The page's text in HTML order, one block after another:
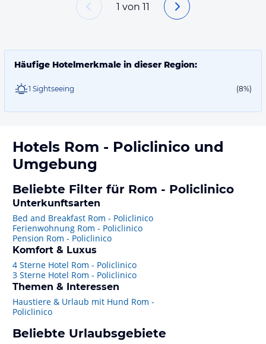
1 von 11
Häufige Hotelmerkmale in dieser Region:
1 Sightseeing (8%)
Hotels Rom - Policlinico und
Umgebung
Beliebte Filter für Rom - Policlinico
Unterkunftsarten
Bed and Breakfast Rom - Policlinico
Ferienwohnung Rom - Policlinico
Pension Rom - Policlinico
Komfort & Luxus
4 Sterne Hotel Rom - Policlinico
3 Sterne Hotel Rom - Policlinico
Themen & Interessen
Haustiere & Urlaub mit Hund Rom -
Policlinico
Beliebte Urlaubsgebiete